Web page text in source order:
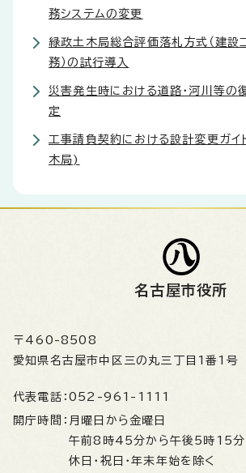
務システムの変更
緑政土木局総合評価落札方式（建設
務）の試行導入
災害発生時における道路・河川等の
定
工事請負契約における設計変更ガイ
木局)
名古屋市役所
〒460-8508
愛知県名古屋市中区三の丸三丁目1番1号
代表電話： 052-961-1111
開庁時間： 月曜日から金曜日
午前8時45分から午後5時15分
休日・祝日・年末年始を除く